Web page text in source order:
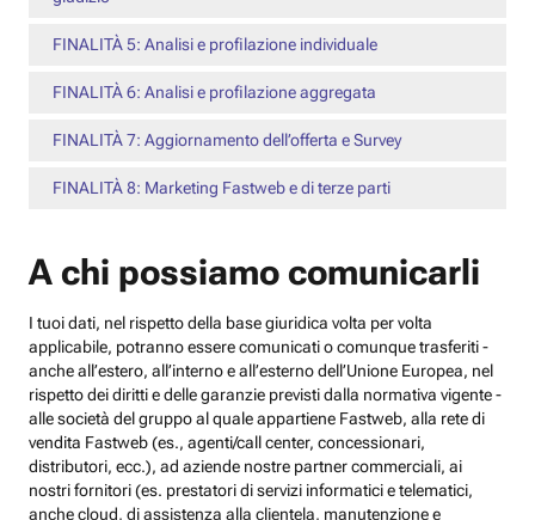
FINALITÀ 5: Analisi e profilazione individuale
FINALITÀ 6: Analisi e profilazione aggregata
FINALITÀ 7: Aggiornamento dell’offerta e Survey
FINALITÀ 8: Marketing Fastweb e di terze parti
A chi possiamo comunicarli
I tuoi dati, nel rispetto della base giuridica volta per volta
applicabile, potranno essere comunicati o comunque trasferiti -
anche all’estero, all’interno e all’esterno dell’Unione Europea, nel
rispetto dei diritti e delle garanzie previsti dalla normativa vigente -
alle società del gruppo al quale appartiene Fastweb, alla rete di
vendita Fastweb (es., agenti/call center, concessionari,
distributori, ecc.), ad aziende nostre partner commerciali, ai
nostri fornitori (es. prestatori di servizi informatici e telematici,
anche cloud, di assistenza alla clientela, manutenzione e